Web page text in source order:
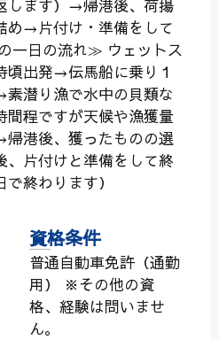
します）→帰港後、荷揚
め→片付け・準備をして
一日の流れ≫ ウェットス
頃出発→伝馬船に乗り１
潜り漁で水中の貝類な
間程ですが天候や漁獲量
港後、獲ったものの選
片付けと準備をして終
終わります）
資格条件
普通自動車免許（通勤
用） ※その他の資
格、経験は問いませ
ん。